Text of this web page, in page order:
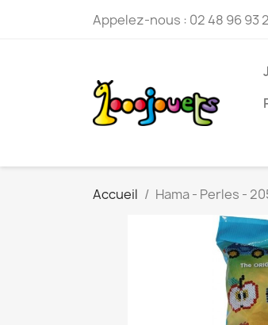
Appelez-nous : 02 48 96 93
Accueil Hama - Perles -